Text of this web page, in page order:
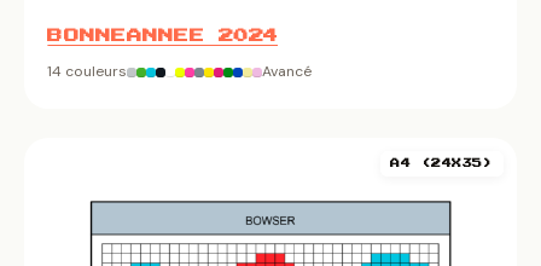
BONNEANNEE 2024
14 couleurs Avancé
A4 (24X35)